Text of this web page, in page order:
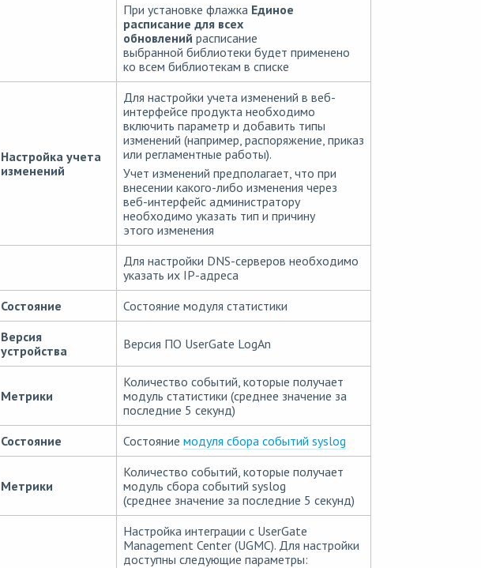
При установке флажка Единое
расписание для всех
обновлений расписание
выбранной библиотеки будет применено
ко всем библиотекам в списке
Настройка учета
изменений
Для настройки учета изменений в веб-
интерфейсе продукта необходимо
включить параметр и добавить типы
изменений (например, распоряжение, приказ
или регламентные работы).
Учет изменений предполагает, что при
внесении какого-либо изменения через
веб-интерфейс администратору
необходимо указать тип и причину
этого изменения
Для настройки DNS-серверов необходимо
указать их IP-адреса
Состояние
Состояние модуля статистики
Версия
устройства
Версия ПО UserGate LogAn
Метрики
Количество событий, которые получает
модуль статистики (среднее значение за
последние 5 секунд)
Состояние Состояние модуля сбора событий syslog
Метрики
Количество событий, которые получает
модуль сбора событий syslog
(среднее значение за последние 5 секунд)
Настройка интеграции с UserGate
Management Center (UGMC). Для настройки
доступны следующие параметры: